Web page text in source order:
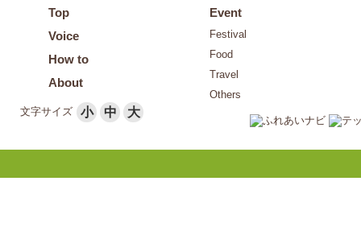
Top
Voice
How to
About
Event
Festival
Food
Travel
Others
文字サイズ
小 中 大